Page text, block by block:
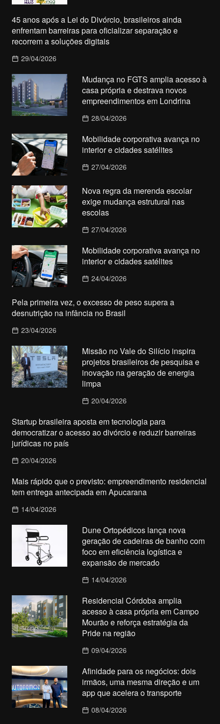
45 anos após a Lei do Divórcio, brasileiros ainda
enfrentam barreiras para oficializar separação e
recorrem a soluções digitais
29/04/2026
Mudança no FGTS amplia acesso à
casa própria e destrava novos
empreendimentos em Londrina
28/04/2026
Mobilidade corporativa avança no
interior e cidades satélites
27/04/2026
Nova regra da merenda escolar
exige mudança estrutural nas
escolas
27/04/2026
Mobilidade corporativa avança no
interior e cidades satélites
24/04/2026
Pela primeira vez, o excesso de peso supera a
desnutrição na infância no Brasil
23/04/2026
Missão no Vale do Silício inspira
projetos brasileiros de pesquisa e
inovação na geração de energia
limpa
20/04/2026
Startup brasileira aposta em tecnologia para
democratizar o acesso ao divórcio e reduzir barreiras
jurídicas no país
20/04/2026
Mais rápido que o previsto: empreendimento residencial
tem entrega antecipada em Apucarana
14/04/2026
Dune Ortopédicos lança nova
geração de cadeiras de banho com
foco em eficiência logística e
expansão de mercado
14/04/2026
Residencial Córdoba amplia
acesso à casa própria em Campo
Mourão e reforça estratégia da
Pride na região
09/04/2026
Afinidade para os negócios: dois
irmãos, uma mesma direção e um
app que acelera o transporte
08/04/2026